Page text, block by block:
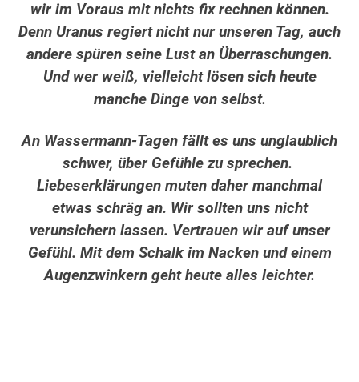
wir im Voraus mit nichts fix rechnen können.
Denn Uranus regiert nicht nur unseren Tag, auch
andere spüren seine Lust an Überraschungen.
Und wer weiß, vielleicht lösen sich heute
manche Dinge von selbst.
An Wassermann-Tagen fällt es uns unglaublich
schwer, über Gefühle zu sprechen.
Liebeserklärungen muten daher manchmal
etwas schräg an. Wir sollten uns nicht
verunsichern lassen. Vertrauen wir auf unser
Gefühl. Mit dem Schalk im Nacken und einem
Augenzwinkern geht heute alles leichter.